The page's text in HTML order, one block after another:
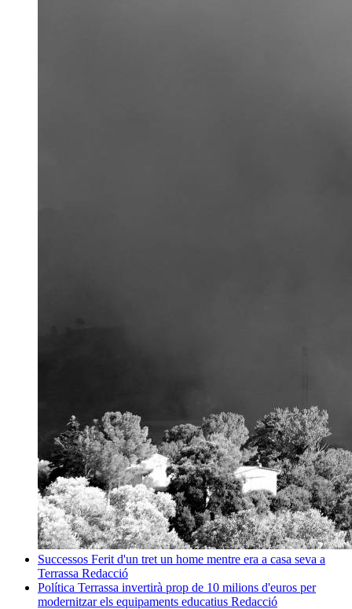
Successos Ferit d'un tret un home mentre era a casa seva a
Terrassa Redacció
Política Terrassa invertirà prop de 10 milions d'euros per
modernitzar els equipaments educatius Redacció